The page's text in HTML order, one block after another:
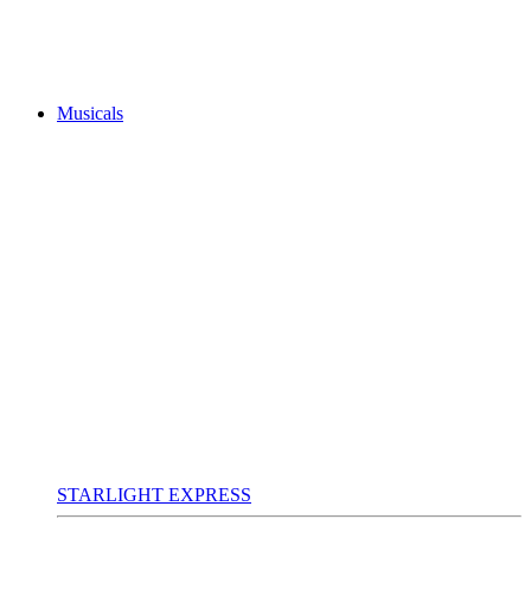
Musicals
STARLIGHT EXPRESS